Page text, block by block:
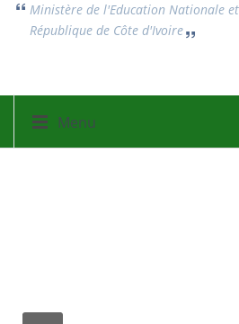
Ministère de l'Education Nationale
République de Côte d'Ivoire
Menu